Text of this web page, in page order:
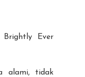
Brightly Ever
alami, tidak